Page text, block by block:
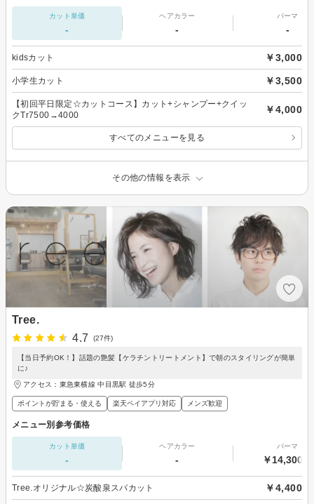
カット単価
-
ヘアカラー
-
パーマ
-
kidsカット ￥3,000
小学生カット ￥3,500
【初回平日限定☆カットコース】カット+シャンプー+クイッ
クTr7500→4000
￥4,000
すべてのメニューを見る
その他の情報を表示
Tree.
4.7
(27件)
【当日予約OK！】話題の艶髪【ケラチントリートメント】で朝のスタイリングが簡単
に♪
アクセス：東急東横線 中目黒駅 徒歩5分
ポイントが貯まる・使える 楽天ペイアプリ対応 メンズ歓迎
メニュー別参考価格
カット単価
-
ヘアカラー
-
パーマ
￥14,300～
Tree.オリジナル☆炭酸泉スパカット ￥4,400